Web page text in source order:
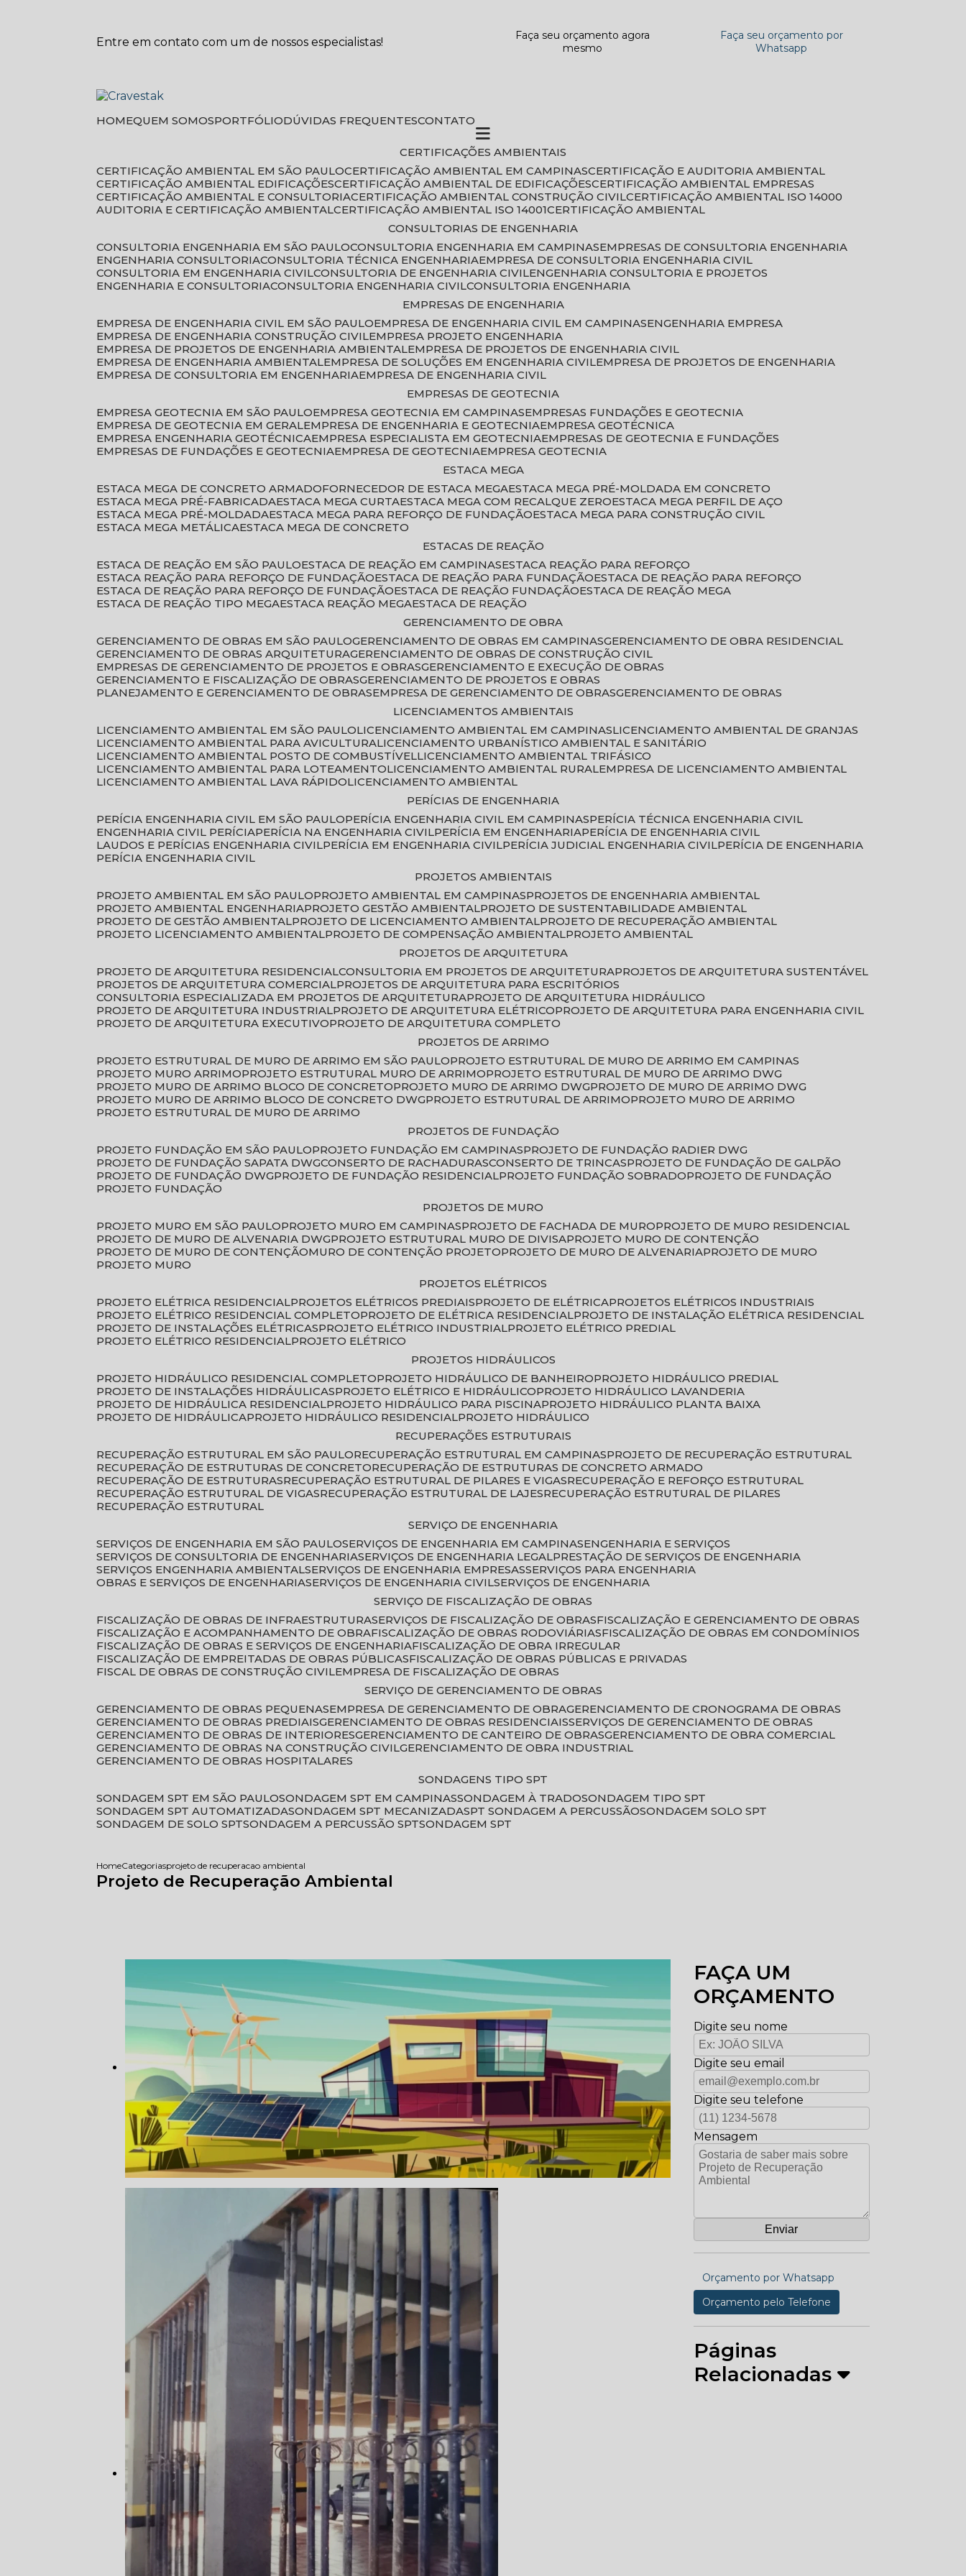
Entre em contato com um de nossos especialistas!
Faça seu orçamento agora
mesmo
Faça seu orçamento por
Whatsapp
HOME QUEM SOMOS PORTFÓLIO DÚVIDAS FREQUENTES CONTATO
CERTIFICAÇÕES AMBIENTAIS
CERTIFICAÇÃO AMBIENTAL EM SÃO PAULO
CERTIFICAÇÃO AMBIENTAL EM CAMPINAS
CERTIFICAÇÃO E AUDITORIA AMBIENTAL
CERTIFICAÇÃO AMBIENTAL EDIFICAÇÕES
CERTIFICAÇÃO AMBIENTAL DE EDIFICAÇÕES
CERTIFICAÇÃO AMBIENTAL EMPRESAS
CERTIFICAÇÃO AMBIENTAL E CONSULTORIA
CERTIFICAÇÃO AMBIENTAL CONSTRUÇÃO CIVIL
CERTIFICAÇÃO AMBIENTAL ISO 14000
AUDITORIA E CERTIFICAÇÃO AMBIENTAL
CERTIFICAÇÃO AMBIENTAL ISO 14001
CERTIFICAÇÃO AMBIENTAL
CONSULTORIAS DE ENGENHARIA
CONSULTORIA ENGENHARIA EM SÃO PAULO CONSULTORIA ENGENHARIA EM CAMPINAS
EMPRESAS DE CONSULTORIA ENGENHARIA
ENGENHARIA CONSULTORIA CONSULTORIA TÉCNICA ENGENHARIA EMPRESA DE CONSULTORIA ENGENHARIA CIVIL
CONSULTORIA EM ENGENHARIA CIVIL CONSULTORIA DE ENGENHARIA CIVIL ENGENHARIA CONSULTORIA E PROJETOS
ENGENHARIA E CONSULTORIA CONSULTORIA ENGENHARIA CIVIL CONSULTORIA ENGENHARIA
EMPRESAS DE ENGENHARIA
EMPRESA DE ENGENHARIA CIVIL EM SÃO PAULO
EMPRESA DE ENGENHARIA CIVIL EM CAMPINAS
ENGENHARIA EMPRESA
EMPRESA DE ENGENHARIA CONSTRUÇÃO CIVIL EMPRESA PROJETO ENGENHARIA
EMPRESA DE PROJETOS DE ENGENHARIA AMBIENTAL EMPRESA DE PROJETOS DE ENGENHARIA CIVIL
EMPRESA DE ENGENHARIA AMBIENTAL EMPRESA DE SOLUÇÕES EM ENGENHARIA CIVIL EMPRESA DE PROJETOS DE ENGENHARIA
EMPRESA DE CONSULTORIA EM ENGENHARIA EMPRESA DE ENGENHARIA CIVIL
EMPRESAS DE GEOTECNIA
EMPRESA GEOTECNIA EM SÃO PAULO
EMPRESA GEOTECNIA EM CAMPINAS
EMPRESAS FUNDAÇÕES E GEOTECNIA
EMPRESA DE GEOTECNIA EM GERAL EMPRESA DE ENGENHARIA E GEOTECNIA EMPRESA GEOTÉCNICA
EMPRESA ENGENHARIA GEOTÉCNICA EMPRESA ESPECIALISTA EM GEOTECNIA EMPRESAS DE GEOTECNIA E FUNDAÇÕES
EMPRESAS DE FUNDAÇÕES E GEOTECNIA EMPRESA DE GEOTECNIA EMPRESA GEOTECNIA
ESTACA MEGA
ESTACA MEGA DE CONCRETO ARMADO
FORNECEDOR DE ESTACA MEGA ESTACA MEGA PRÉ-MOLDADA EM CONCRETO
ESTACA MEGA PRÉ-FABRICADA ESTACA MEGA CURTA ESTACA MEGA COM RECALQUE ZERO
ESTACA MEGA PERFIL DE AÇO
ESTACA MEGA PRÉ-MOLDADA ESTACA MEGA PARA REFORÇO DE FUNDAÇÃO
ESTACA MEGA PARA CONSTRUÇÃO CIVIL
ESTACA MEGA METÁLICA ESTACA MEGA DE CONCRETO
ESTACAS DE REAÇÃO
ESTACA DE REAÇÃO EM SÃO PAULO
ESTACA DE REAÇÃO EM CAMPINAS
ESTACA REAÇÃO PARA REFORÇO
ESTACA REAÇÃO PARA REFORÇO DE FUNDAÇÃO
ESTACA DE REAÇÃO PARA FUNDAÇÃO
ESTACA DE REAÇÃO PARA REFORÇO
ESTACA DE REAÇÃO PARA REFORÇO DE FUNDAÇÃO
ESTACA DE REAÇÃO FUNDAÇÃO
ESTACA DE REAÇÃO MEGA
ESTACA DE REAÇÃO TIPO MEGA ESTACA REAÇÃO MEGA ESTACA DE REAÇÃO
GERENCIAMENTO DE OBRA
GERENCIAMENTO DE OBRAS EM SÃO PAULO
GERENCIAMENTO DE OBRAS EM CAMPINAS
GERENCIAMENTO DE OBRA RESIDENCIAL
GERENCIAMENTO DE OBRAS ARQUITETURA
GERENCIAMENTO DE OBRAS DE CONSTRUÇÃO CIVIL
EMPRESAS DE GERENCIAMENTO DE PROJETOS E OBRAS
GERENCIAMENTO E EXECUÇÃO DE OBRAS
GERENCIAMENTO E FISCALIZAÇÃO DE OBRAS
GERENCIAMENTO DE PROJETOS E OBRAS
PLANEJAMENTO E GERENCIAMENTO DE OBRAS
EMPRESA DE GERENCIAMENTO DE OBRAS
GERENCIAMENTO DE OBRAS
LICENCIAMENTOS AMBIENTAIS
LICENCIAMENTO AMBIENTAL EM SÃO PAULO LICENCIAMENTO AMBIENTAL EM CAMPINAS LICENCIAMENTO AMBIENTAL DE GRANJAS
LICENCIAMENTO AMBIENTAL PARA AVICULTURA LICENCIAMENTO URBANÍSTICO AMBIENTAL E SANITÁRIO
LICENCIAMENTO AMBIENTAL POSTO DE COMBUSTÍVEL LICENCIAMENTO AMBIENTAL TRIFÁSICO
LICENCIAMENTO AMBIENTAL PARA LOTEAMENTO LICENCIAMENTO AMBIENTAL RURAL EMPRESA DE LICENCIAMENTO AMBIENTAL
LICENCIAMENTO AMBIENTAL LAVA RÁPIDO LICENCIAMENTO AMBIENTAL
PERÍCIAS DE ENGENHARIA
PERÍCIA ENGENHARIA CIVIL EM SÃO PAULO
PERÍCIA ENGENHARIA CIVIL EM CAMPINAS
PERÍCIA TÉCNICA ENGENHARIA CIVIL
ENGENHARIA CIVIL PERÍCIA
PERÍCIA NA ENGENHARIA CIVIL PERÍCIA EM ENGENHARIA
PERÍCIA DE ENGENHARIA CIVIL
LAUDOS E PERÍCIAS ENGENHARIA CIVIL
PERÍCIA EM ENGENHARIA CIVIL PERÍCIA JUDICIAL ENGENHARIA CIVIL
PERÍCIA DE ENGENHARIA
PERÍCIA ENGENHARIA CIVIL
PROJETOS AMBIENTAIS
PROJETO AMBIENTAL EM SÃO PAULO
PROJETO AMBIENTAL EM CAMPINAS
PROJETOS DE ENGENHARIA AMBIENTAL
PROJETO AMBIENTAL ENGENHARIA
PROJETO GESTÃO AMBIENTAL
PROJETO DE SUSTENTABILIDADE AMBIENTAL
PROJETO DE GESTÃO AMBIENTAL
PROJETO DE LICENCIAMENTO AMBIENTAL
PROJETO DE RECUPERAÇÃO AMBIENTAL
PROJETO LICENCIAMENTO AMBIENTAL
PROJETO DE COMPENSAÇÃO AMBIENTAL
PROJETO AMBIENTAL
PROJETOS DE ARQUITETURA
PROJETO DE ARQUITETURA RESIDENCIAL CONSULTORIA EM PROJETOS DE ARQUITETURA
PROJETOS DE ARQUITETURA SUSTENTÁVEL
PROJETOS DE ARQUITETURA COMERCIAL
PROJETOS DE ARQUITETURA PARA ESCRITÓRIOS
CONSULTORIA ESPECIALIZADA EM PROJETOS DE ARQUITETURA
PROJETO DE ARQUITETURA HIDRÁULICO
PROJETO DE ARQUITETURA INDUSTRIAL
PROJETO DE ARQUITETURA ELÉTRICO
PROJETO DE ARQUITETURA PARA ENGENHARIA CIVIL
PROJETO DE ARQUITETURA EXECUTIVO
PROJETO DE ARQUITETURA COMPLETO
PROJETOS DE ARRIMO
PROJETO ESTRUTURAL DE MURO DE ARRIMO EM SÃO PAULO
PROJETO ESTRUTURAL DE MURO DE ARRIMO EM CAMPINAS
PROJETO MURO ARRIMO
PROJETO ESTRUTURAL MURO DE ARRIMO
PROJETO ESTRUTURAL DE MURO DE ARRIMO DWG
PROJETO MURO DE ARRIMO BLOCO DE CONCRETO
PROJETO MURO DE ARRIMO DWG
PROJETO DE MURO DE ARRIMO DWG
PROJETO MURO DE ARRIMO BLOCO DE CONCRETO DWG
PROJETO ESTRUTURAL DE ARRIMO
PROJETO MURO DE ARRIMO
PROJETO ESTRUTURAL DE MURO DE ARRIMO
PROJETOS DE FUNDAÇÃO
PROJETO FUNDAÇÃO EM SÃO PAULO
PROJETO FUNDAÇÃO EM CAMPINAS
PROJETO DE FUNDAÇÃO RADIER DWG
PROJETO DE FUNDAÇÃO SAPATA DWG CONSERTO DE RACHADURAS CONSERTO DE TRINCAS
PROJETO DE FUNDAÇÃO DE GALPÃO
PROJETO DE FUNDAÇÃO DWG
PROJETO DE FUNDAÇÃO RESIDENCIAL PROJETO FUNDAÇÃO SOBRADO
PROJETO DE FUNDAÇÃO
PROJETO FUNDAÇÃO
PROJETOS DE MURO
PROJETO MURO EM SÃO PAULO
PROJETO MURO EM CAMPINAS PROJETO DE FACHADA DE MURO
PROJETO DE MURO RESIDENCIAL
PROJETO DE MURO DE ALVENARIA DWG
PROJETO ESTRUTURAL MURO DE DIVISA
PROJETO MURO DE CONTENÇÃO
PROJETO DE MURO DE CONTENÇÃO
MURO DE CONTENÇÃO PROJETO PROJETO DE MURO DE ALVENARIA
PROJETO DE MURO
PROJETO MURO
PROJETOS ELÉTRICOS
PROJETO ELÉTRICA RESIDENCIAL
PROJETOS ELÉTRICOS PREDIAIS PROJETO DE ELÉTRICA
PROJETOS ELÉTRICOS INDUSTRIAIS
PROJETO ELÉTRICO RESIDENCIAL COMPLETO
PROJETO DE ELÉTRICA RESIDENCIAL
PROJETO DE INSTALAÇÃO ELÉTRICA RESIDENCIAL
PROJETO DE INSTALAÇÕES ELÉTRICAS
PROJETO ELÉTRICO INDUSTRIAL
PROJETO ELÉTRICO PREDIAL
PROJETO ELÉTRICO RESIDENCIAL
PROJETO ELÉTRICO
PROJETOS HIDRÁULICOS
PROJETO HIDRÁULICO RESIDENCIAL COMPLETO
PROJETO HIDRÁULICO DE BANHEIRO
PROJETO HIDRÁULICO PREDIAL
PROJETO DE INSTALAÇÕES HIDRÁULICAS
PROJETO ELÉTRICO E HIDRÁULICO
PROJETO HIDRÁULICO LAVANDERIA
PROJETO DE HIDRÁULICA RESIDENCIAL
PROJETO HIDRÁULICO PARA PISCINA
PROJETO HIDRÁULICO PLANTA BAIXA
PROJETO DE HIDRÁULICA
PROJETO HIDRÁULICO RESIDENCIAL
PROJETO HIDRÁULICO
RECUPERAÇÕES ESTRUTURAIS
RECUPERAÇÃO ESTRUTURAL EM SÃO PAULO
RECUPERAÇÃO ESTRUTURAL EM CAMPINAS
PROJETO DE RECUPERAÇÃO ESTRUTURAL
RECUPERAÇÃO DE ESTRUTURAS DE CONCRETO
RECUPERAÇÃO DE ESTRUTURAS DE CONCRETO ARMADO
RECUPERAÇÃO DE ESTRUTURAS
RECUPERAÇÃO ESTRUTURAL DE PILARES E VIGAS
RECUPERAÇÃO E REFORÇO ESTRUTURAL
RECUPERAÇÃO ESTRUTURAL DE VIGAS
RECUPERAÇÃO ESTRUTURAL DE LAJES
RECUPERAÇÃO ESTRUTURAL DE PILARES
RECUPERAÇÃO ESTRUTURAL
SERVIÇO DE ENGENHARIA
SERVIÇOS DE ENGENHARIA EM SÃO PAULO SERVIÇOS DE ENGENHARIA EM CAMPINAS
ENGENHARIA E SERVIÇOS
SERVIÇOS DE CONSULTORIA DE ENGENHARIA SERVIÇOS DE ENGENHARIA LEGAL
PRESTAÇÃO DE SERVIÇOS DE ENGENHARIA
SERVIÇOS ENGENHARIA AMBIENTAL SERVIÇOS DE ENGENHARIA EMPRESAS SERVIÇOS PARA ENGENHARIA
OBRAS E SERVIÇOS DE ENGENHARIA SERVIÇOS DE ENGENHARIA CIVIL SERVIÇOS DE ENGENHARIA
SERVIÇO DE FISCALIZAÇÃO DE OBRAS
FISCALIZAÇÃO DE OBRAS DE INFRAESTRUTURA SERVIÇOS DE FISCALIZAÇÃO DE OBRAS
FISCALIZAÇÃO E GERENCIAMENTO DE OBRAS
FISCALIZAÇÃO E ACOMPANHAMENTO DE OBRA FISCALIZAÇÃO DE OBRAS RODOVIÁRIAS
FISCALIZAÇÃO DE OBRAS EM CONDOMÍNIOS
FISCALIZAÇÃO DE OBRAS E SERVIÇOS DE ENGENHARIA FISCALIZAÇÃO DE OBRA IRREGULAR
FISCALIZAÇÃO DE EMPREITADAS DE OBRAS PÚBLICAS
FISCALIZAÇÃO DE OBRAS PÚBLICAS E PRIVADAS
FISCAL DE OBRAS DE CONSTRUÇÃO CIVIL EMPRESA DE FISCALIZAÇÃO DE OBRAS
SERVIÇO DE GERENCIAMENTO DE OBRAS
GERENCIAMENTO DE OBRAS PEQUENAS
EMPRESA DE GERENCIAMENTO DE OBRA
GERENCIAMENTO DE CRONOGRAMA DE OBRAS
GERENCIAMENTO DE OBRAS PREDIAIS
GERENCIAMENTO DE OBRAS RESIDENCIAIS SERVIÇOS DE GERENCIAMENTO DE OBRAS
GERENCIAMENTO DE OBRAS DE INTERIORES
GERENCIAMENTO DE CANTEIRO DE OBRAS
GERENCIAMENTO DE OBRA COMERCIAL
GERENCIAMENTO DE OBRAS NA CONSTRUÇÃO CIVIL
GERENCIAMENTO DE OBRA INDUSTRIAL
GERENCIAMENTO DE OBRAS HOSPITALARES
SONDAGENS TIPO SPT
SONDAGEM SPT EM SÃO PAULO SONDAGEM SPT EM CAMPINAS SONDAGEM À TRADO SONDAGEM TIPO SPT
SONDAGEM SPT AUTOMATIZADA SONDAGEM SPT MECANIZADA SPT SONDAGEM A PERCUSSÃO SONDAGEM SOLO SPT
SONDAGEM DE SOLO SPT SONDAGEM A PERCUSSÃO SPT SONDAGEM SPT
HomeCategoriasprojeto de recuperacao ambiental
Projeto de Recuperação Ambiental
FAÇA UM
ORÇAMENTO
Digite seu nome
Digite seu email
Digite seu telefone
Mensagem
Orçamento por Whatsapp
Orçamento pelo Telefone
Páginas
Relacionadas